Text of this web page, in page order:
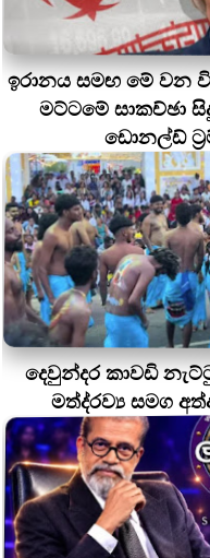
ඉරානය සමඟ මේ වන
මට්ටමේ සාකච්ඡා
ඩොනල්ඩ්
දෙවුන්දර කාවඩි
මත්ද‍්‍රව්‍ය සමග